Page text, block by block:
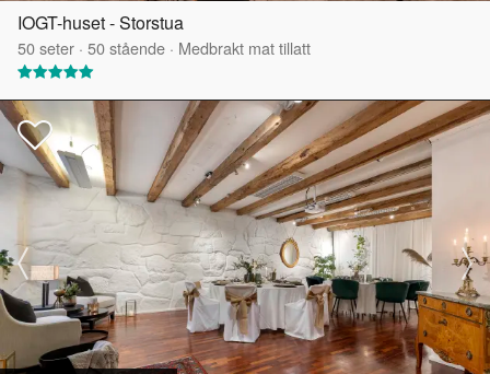
IOGT-huset - Storstua
50seter · 50stående · Medbrakt mat tillatt